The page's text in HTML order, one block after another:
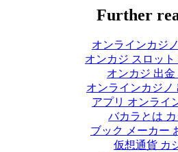
Further
オンラインカジ
オンカジ スロット
オンカジ 出金
オンラインカジノ
アプリ オンライ
バカラとは カ
ブック メーカー
仮想通貨 カ